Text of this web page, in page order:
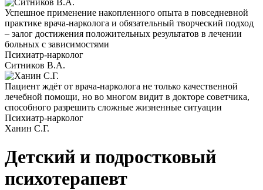
Успешное применение накопленного опыта в повседневной
практике врача-нарколога и обязательный творческий подход
– залог достижения положительных результатов в лечении
больных с зависимостями
Психиатр-нарколог
Ситников В.А.
Пациент ждёт от врача-нарколога не только качественной
лечебной помощи, но во многом видит в докторе советчика,
способного разрешить сложные жизненные ситуации
Психиатр-нарколог
Ханин С.Г.
Детский и подростковый
психотерапевт